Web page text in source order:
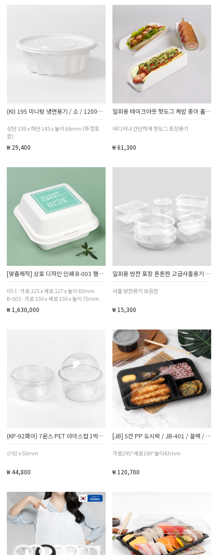
(KI) 195 미니탕 냉면용기 / 소 / 1200ml / 1박스 100세트
상단 195 x 하단 145 x 높이 68mm (뚜껑포
함)
₩ 29,400
일회용 테이크아웃 핫도그 케밥 종이 홀더 트레이 포장 용기 케이스
어디서나 간단하게 핫도그 포장용기
₩ 61,300
[맞춤제작] 상호 디자인 인쇄 B-003 햄버거 펄프트레이 20박스 10000개
미니 : 가로 125 x 세로 127 x 높이 65mm
B-003 : 가로 150 x 세로 150 x 높이 75mm
₩ 1,630,000
일회용 반찬 포장 튼튼한 고급사출용기 소량 50개
사출 반찬용기 모음전
₩ 15,300
(KP-92파이) 7온스 PET 아이스컵 1박스 1000개
∅92 x 50mm
₩ 44,800
[JB] 5칸 PP 도시락 / JB-401 / 블랙 / 300세트(뚜껑포함)
가로295*세로190*높이43mm
₩ 120,700